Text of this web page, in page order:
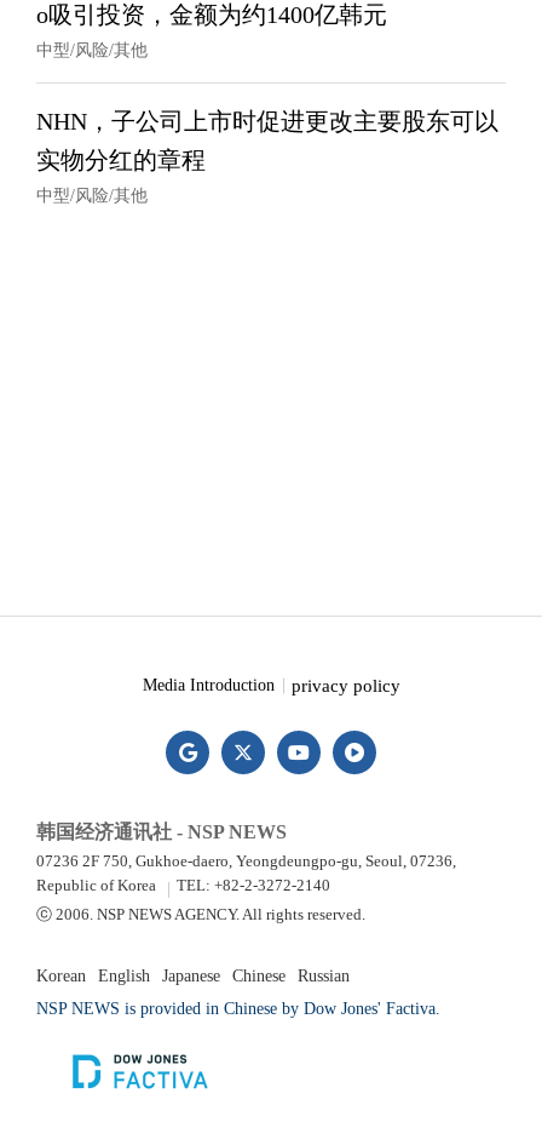
o吸引投资，金额为约1400亿韩元
中型/风险/其他
NHN，子公司上市时促进更改主要股东可以
实物分红的章程
中型/风险/其他
Media Introduction privacy policy
韩国经济通讯社 - NSP NEWS
07236 2F 750, Gukhoe-daero, Yeongdeungpo-gu, Seoul, 07236,
Republic of Korea
TEL: +82-2-3272-2140
ⓒ 2006. NSP NEWS AGENCY. All rights reserved.
Korean English Japanese Chinese
Russian
NSP NEWS is provided in Chinese by Dow Jones' Factiva.